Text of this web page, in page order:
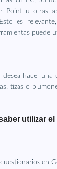
Point u otras
es
puede
hacer una
tizas o
utilizar
en